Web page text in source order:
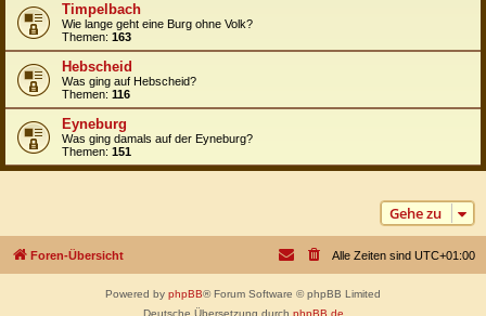
Timpelbach
Wie lange geht eine Burg ohne Volk?
Themen: 163
Hebscheid
Was ging auf Hebscheid?
Themen: 116
Eyneburg
Was ging damals auf der Eyneburg?
Themen: 151
Gehe zu
Foren-Übersicht Alle Zeiten sind UTC+01:00
Powered by phpBB® Forum Software © phpBB Limited
Deutsche Übersetzung durch phpBB.de